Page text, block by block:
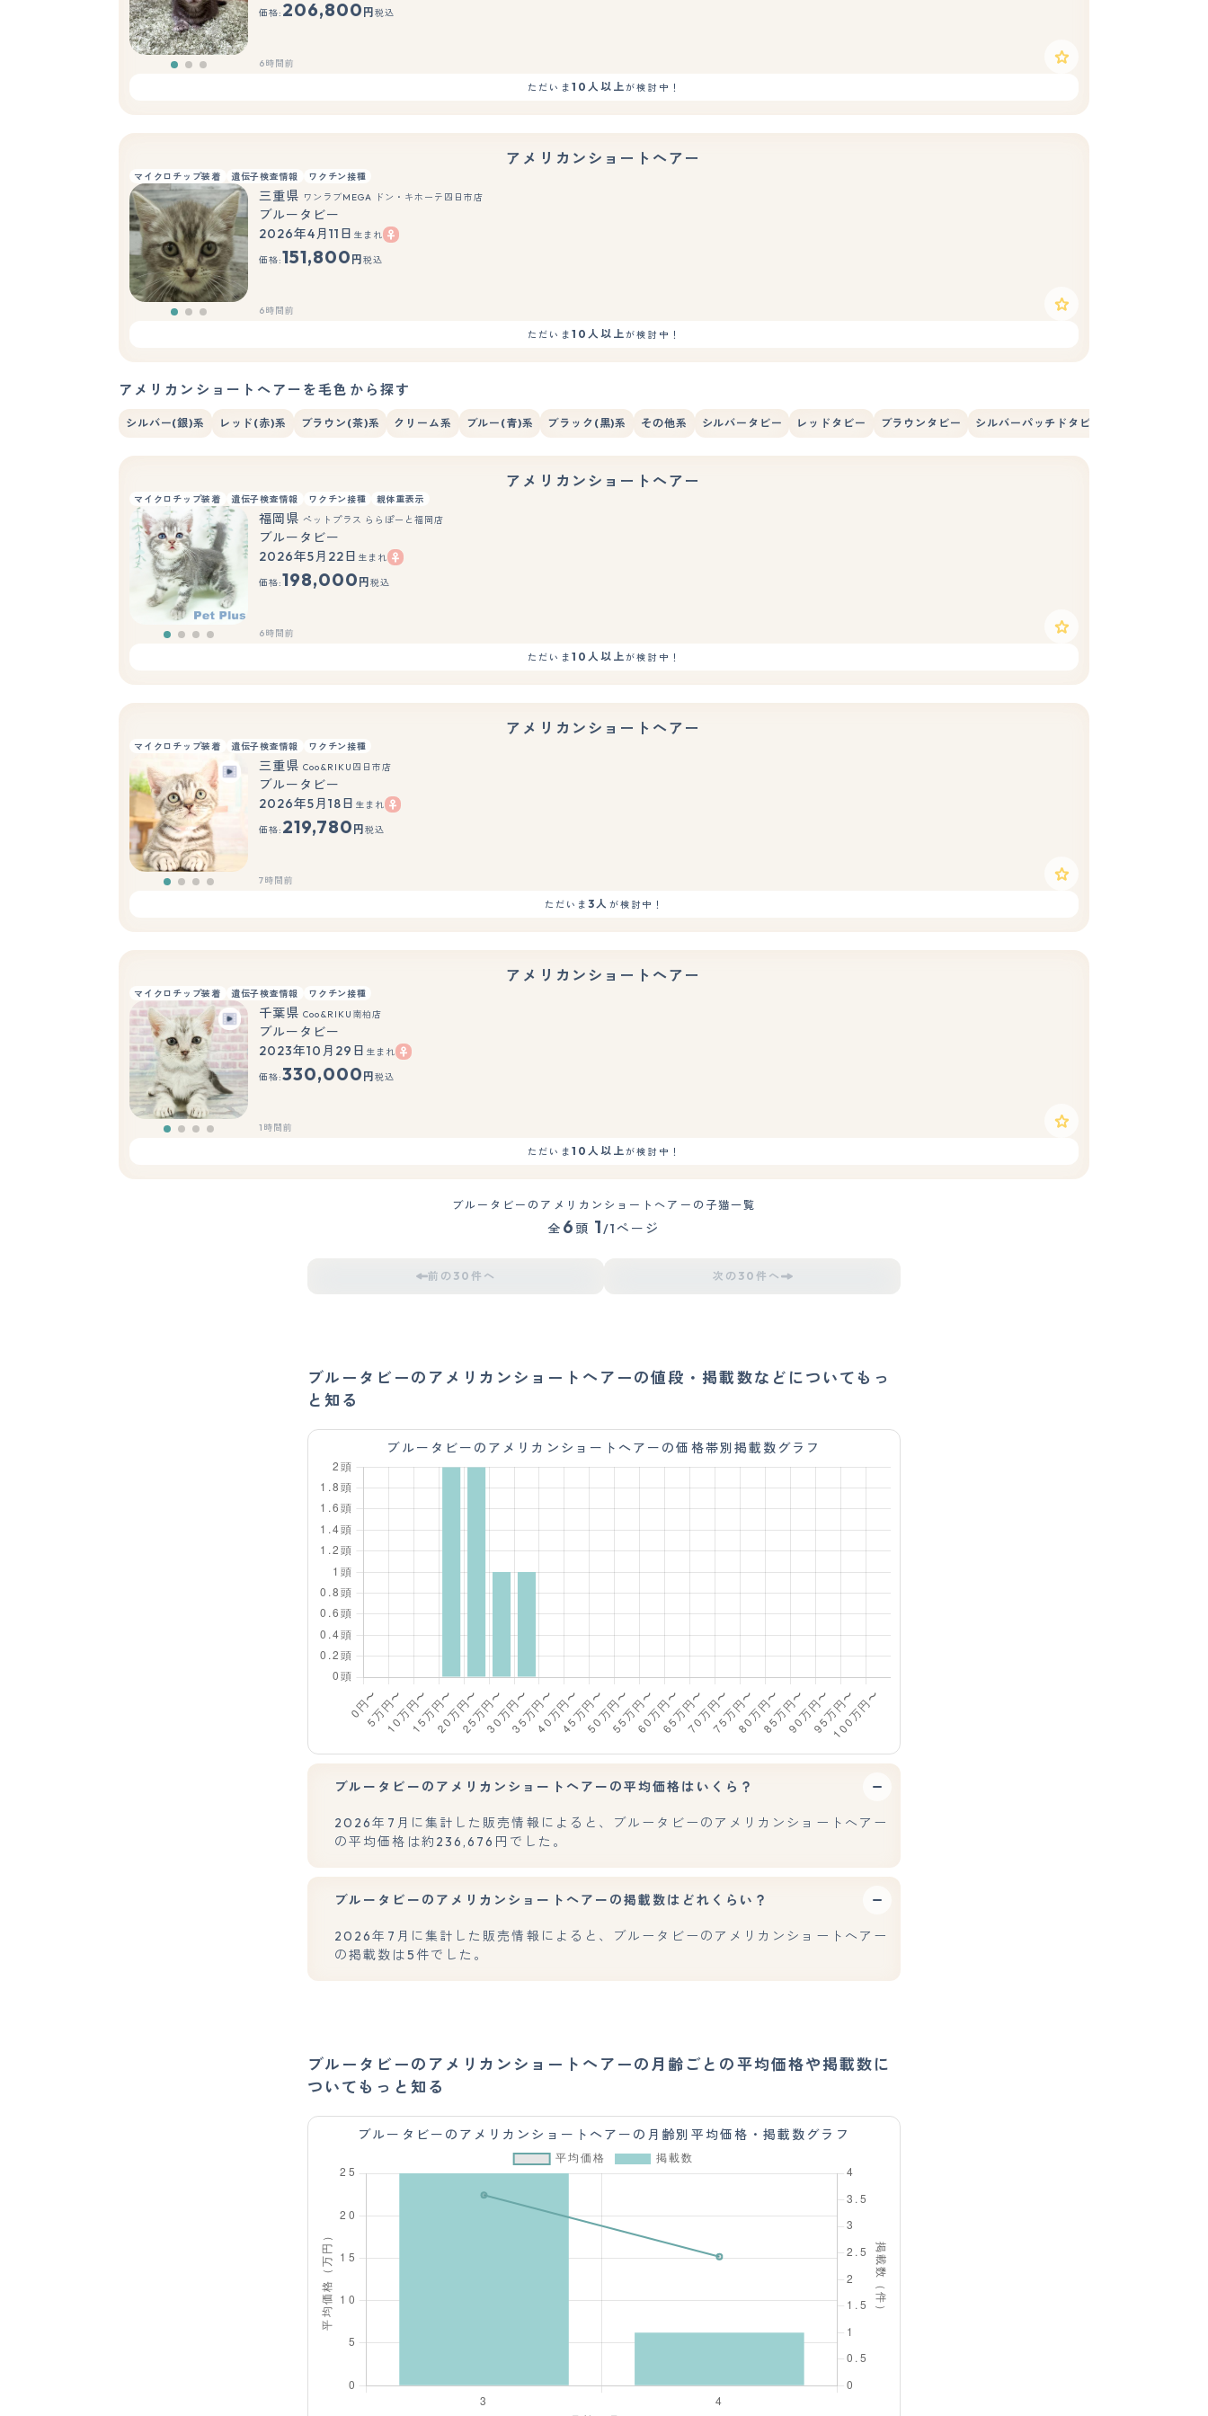
価格: 206,800 円 税込
6時間前
ただいま 10人以上が検討中！
アメリカンショートヘアー
マイクロチップ装着 遺伝子検査情報 ワクチン接種
もっと見る
三重県 ワンラブMEGA ドン・キホーテ四日市店
ブルータビー
2026年4月11日 生まれ
価格:151,800 円 税込
6時間前
ただいま 10人以上が検討中！
アメリカンショートヘアーを毛色から探す
シルバー(銀)系 レッド(赤)系 ブラウン(茶)系 クリーム系 ブルー(青)系 ブラック(黒)系 その他系 シルバータビー レッドタビー ブラウンタビー シルバーパッチドタビー
アメリカンショートヘアー
マイクロチップ装着 遺伝子検査情報 ワクチン接種 親体重表示
福岡県 ペットプラス ららぽーと福岡店
ブルータビー
2026年5月22日 生まれ
価格:198,000 円 税込
6時間前
ただいま 10人以上が検討中！
アメリカンショートヘアー
マイクロチップ装着 遺伝子検査情報 ワクチン接種
三重県 Coo&RIKU四日市店
ブルータビー
2026年5月18日 生まれ
価格: 219,780 円 税込
7時間前
ただいま3人 が検討中！
アメリカンショートヘアー
マイクロチップ装着 遺伝子検査情報 ワクチン接種
千葉県 Coo&RIKU南柏店
ブルータビー
2023年10月29日 生まれ
価格:330,000 円 税込
1時間前
ただいま 10人以上が検討中！
ブルータビーのアメリカンショートヘアーの子猫一覧
全 6 頭 1/1ページ
前の30件へ 次の30件へ
ブルータビーのアメリカンショートヘアーの値段・掲載数などについてもっ
と知る
ブルータビーのアメリカンショートヘアーの価格帯別掲載数グラフ
ブルータビーのアメリカンショートヘアーの平均価格はいくら？
2026年7月に集計した販売情報によると、ブルータビーのアメリカンショートヘアー
の平均価格は約236,676円でした。
ブルータビーのアメリカンショートヘアーの掲載数はどれくらい？
2026年7月に集計した販売情報によると、ブルータビーのアメリカンショートヘアー
の掲載数は5件でした。
ブルータビーのアメリカンショートヘアーの月齢ごとの平均価格や掲載数に
ついてもっと知る
ブルータビーのアメリカンショートヘアーの月齢別平均価格・掲載数グラフ